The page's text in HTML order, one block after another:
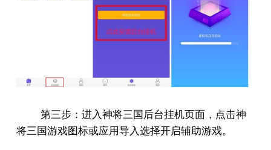
第三步：进入神将三国后台挂机页面，点击神
将三国游戏图标或应用导入选择开启辅助游戏。